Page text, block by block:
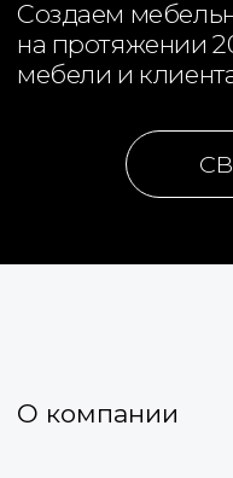
О компании
500